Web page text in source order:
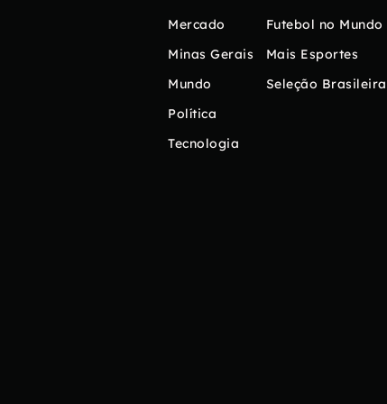
Mercado
Minas Gerais
Mundo
Política
Tecnologia
Futebol no Mundo
Mais Esportes
Seleção Brasileira